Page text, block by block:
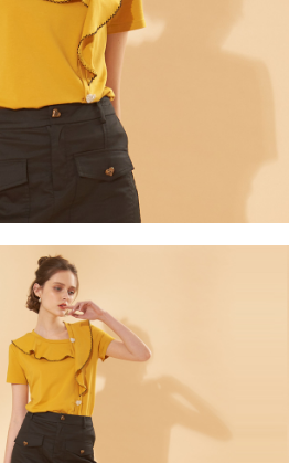
分期」之契約關係目的，商店將以您的個人
提供予台灣大哥大進項蒐集、處理及利用，
所需資料之確認、核對及更正。
下連結：
https://oppay.tw/userRule
先享後付 」之結帳頁面顯示為準，若有關於
退款等相關疑問，請聯繫「AFTEE先享後付
support/home
司提供之「AFTEE先享後付」服務完成之交
供個人資料，並將交易相關給付款項請求債
。
請瀏覽以下網址：
法定代理人或監護人之同意方可使用
時，將依據個別帳號之用戶狀況，依本公司即
仍有額度不足之情形，本公司將視審查結果
用他人資訊註冊。若發現惡意使用之情形，
止該用戶之使用額度並採取法律行動。